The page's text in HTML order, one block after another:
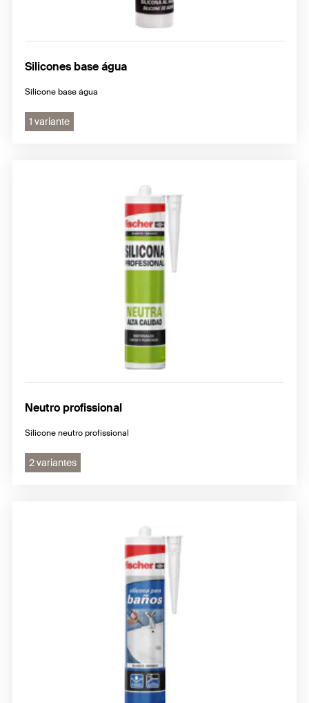
Silicones base água
Silicone base água
1 variante
Neutro profissional
Silicone neutro profissional
2 variantes